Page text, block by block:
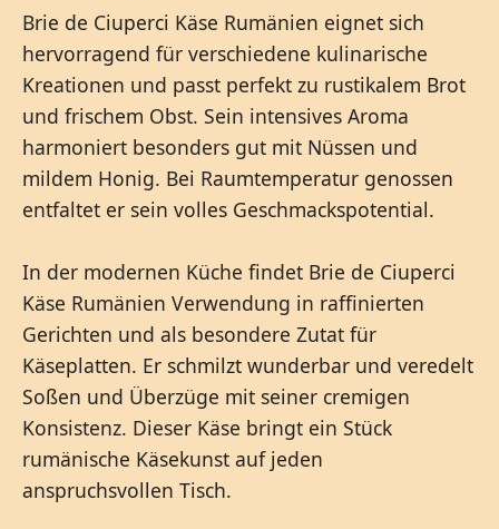
Brie de Ciuperci Käse Rumänien eignet sich
hervorragend für verschiedene kulinarische
Kreationen und passt perfekt zu rustikalem Brot
und frischem Obst. Sein intensives Aroma
harmoniert besonders gut mit Nüssen und
mildem Honig. Bei Raumtemperatur genossen
entfaltet er sein volles Geschmackspotential.
In der modernen Küche findet Brie de Ciuperci
Käse Rumänien Verwendung in raffinierten
Gerichten und als besondere Zutat für
Käseplatten. Er schmilzt wunderbar und veredelt
Soßen und Überzüge mit seiner cremigen
Konsistenz. Dieser Käse bringt ein Stück
rumänische Käsekunst auf jeden
anspruchsvollen Tisch.